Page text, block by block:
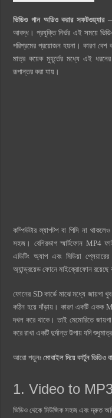
ওয়ালটন টিভি কিস্তিতে কেনার
গ্রামে লাভজনক ব্যবসা ২০২৫ ও
জেনে নিন, বর্তমানে মোবাইল ঘড়ি
ভিডিও গান অডিও করার সফটওয়্যার—
আবদ্ধ। প্রযুক্তি নির্ভর এই সময়ে
পরিশ্রমের প্রয়োজন হয়না। কারণ বেশ
মাত্র কয়েক মুহূর্তের মধ্যে এই
রূপান্তর করা যায়।
কম্পিউটার ল্যাপটপ বা পিসি না
সহজ। বেশিরভাগ স্মার্টফোন MP4
এডিটিং অ্যাপ এবং মিডিয়া
অ্যান্ড্রয়েড ফোনে মাইক্রোফোন রয়েছে
ফোনের SD কার্ডে মাঝে মধ্যে জায়গা
কঠিন হয়ে দাঁড়ায়। কারণ একটি একক
দখল করে থাকে। তাই মেমোরিতে
করে রাখা একটি দুর্দান্ত উপায় যদি
আরো পড়ুনঃমোবাইল দিয়ে কার্টুন ভিডিও
1. Video to
ভিডিও থেকে মিউজিক সহজ এবং দ্রুত